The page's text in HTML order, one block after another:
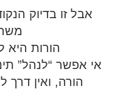
אבל זו בדיוק
הורות
אי אפשר “לנהל”
הורה, ואין